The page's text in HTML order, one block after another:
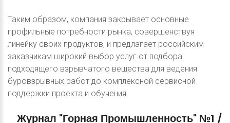
Таким образом, компания закрывает основные
профильные потребности рынка, совершенствуя
линейку своих продуктов, и предлагает российским
заказчикам широкий выбор услуг от подбора
подходящего взрывчатого вещества для ведения
буровзрывных работ до комплексной сервисной
поддержки проекта и обучения.
Журнал "Горная Промышленность" №1 /